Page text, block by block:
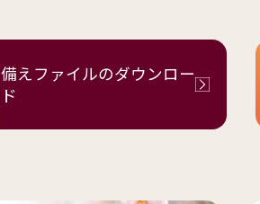
備えファイルのダウンロー
ド